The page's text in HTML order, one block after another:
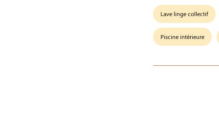
Lave linge collectif
Piscine intérieure